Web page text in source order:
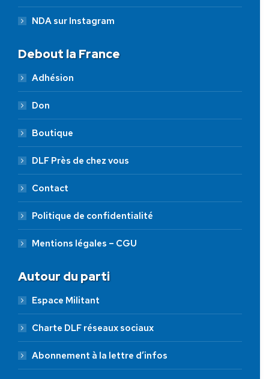
NDA sur Instagram
Debout la France
Adhésion
Don
Boutique
DLF Près de chez vous
Contact
Politique de confidentialité
Mentions légales – CGU
Autour du parti
Espace Militant
Charte DLF réseaux sociaux
Abonnement à la lettre d’infos